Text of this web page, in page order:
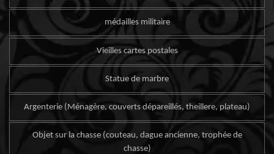
médailles militaire
Vieilles cartes postales
Statue de marbre
Argenterie (Ménagère, couverts dépareillés, theillere, plateau)
Objet sur la chasse (couteau, dague ancienne, trophée de
chasse)